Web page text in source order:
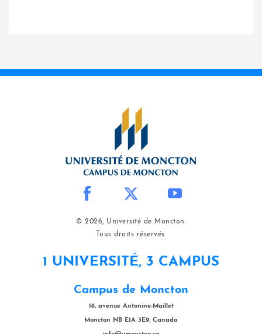
© 2026, Université de Moncton.
Tous droits réservés.
1 UNIVERSITÉ, 3 CAMPUS
Campus de Moncton
18, avenue Antonine-Maillet
Moncton NB E1A 3E9, Canada